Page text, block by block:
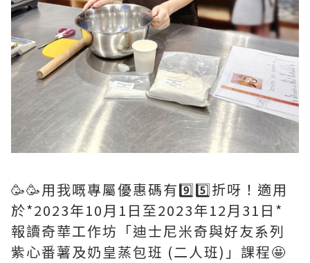
🥳🥳用我嘅專屬優惠碼有9️⃣5️⃣折呀！適用
於*2023年10月1日至2023年12月31日*
報讀奇華工作坊「迪士尼米奇與好友系列
紫心番薯及奶皇蒸包班 (二人班)」課程🤩